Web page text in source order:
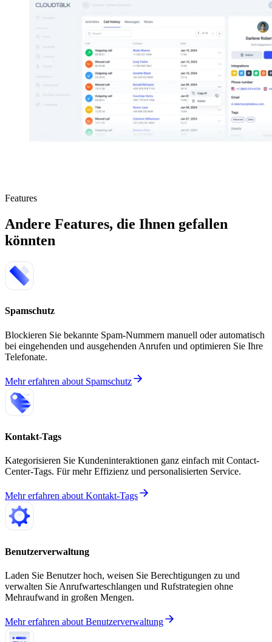
Features
Andere Features, die Ihnen gefallen
könnten
Spamschutz
Blockieren Sie bekannte Spam-Nummern manuell oder automatisch
bei eingehenden und ausgehenden Anrufen und optimieren Sie Ihre
Telefonate.
Mehr erfahren about Spamschutz
Kontakt-Tags
Kategorisieren Sie Kundeninteraktionen ganz einfach mit Contact-
Center-Tags. Für mehr Effizienz und personalisierten Service.
Mehr erfahren about Kontakt-Tags
Benutzerverwaltung
Laden Sie Benutzer hoch, weisen Sie Berechtigungen zu und
verwalten Sie Anrufwarteschlangen und Rufstrategien ohne
Mehraufwand in großen Mengen.
Mehr erfahren about Benutzerverwaltung